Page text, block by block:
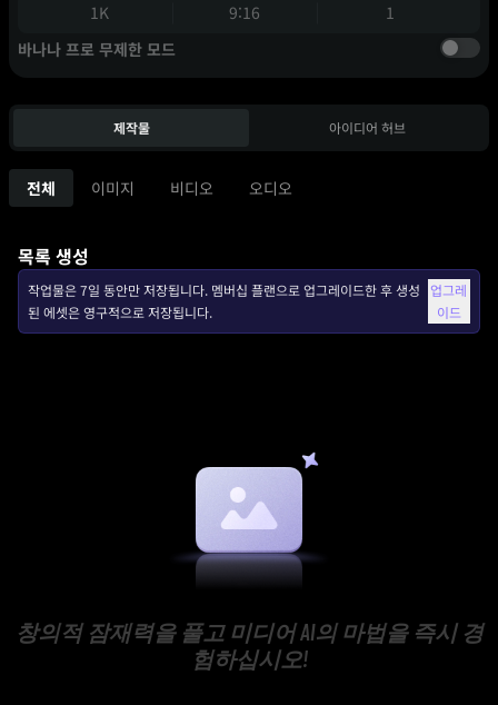
1K 9:16
1
바나나 프로 무제한 모드
제작물 아이디어 허브
전체 이미지 비디오 오디오
목록 생성
작업물은 7일 동안만 저장됩니다. 멤버십 플랜으로 업그레이드한 후 생성
된 에셋은 영구적으로 저장됩니다.
업그레
이드
창의적 잠재력을 풀고 미디어 AI의 마법을 즉시 경
험하십시오!